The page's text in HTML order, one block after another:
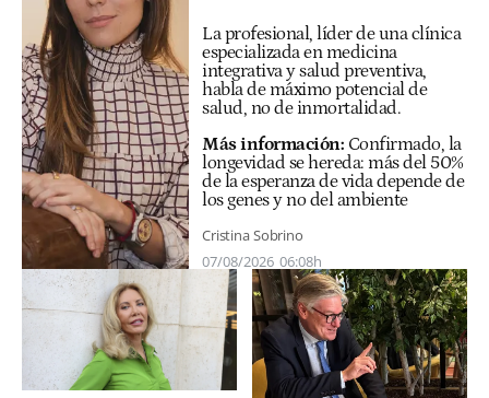
La profesional, líder de una clínica
especializada en medicina
integrativa y salud preventiva,
habla de máximo potencial de
salud, no de inmortalidad.
Más información: Confirmado, la
longevidad se hereda: más del 50%
de la esperanza de vida depende de
los genes y no del ambiente
Cristina Sobrino
07/08/2026 06:08h